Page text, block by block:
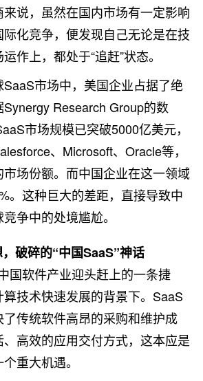
说，虽然在国内市场有一定影响
化竞争，便发现自己无论是在技
作上，都处于“追赶”状态。
市场中，美国企业占据了绝
Research Group的数
市场规模已突破5000亿美元，
、Microsoft、Oracle等，
场份额。而中国企业在这一领域
。这种巨大的差距，直接导致中
争中的处境尴尬。
破碎的“中国SaaS”神话
国软件产业迎头赶上的一条捷
技术快速发展的背景下。SaaS
传统软件高昂的采购和维护成
高效的应用交付方式，这本应是
重大机遇。